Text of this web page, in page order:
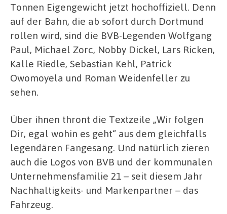
Tonnen Eigengewicht jetzt hochoffiziell. Denn
auf der Bahn, die ab sofort durch Dortmund
rollen wird, sind die BVB-Legenden Wolfgang
Paul, Michael Zorc, Nobby Dickel, Lars Ricken,
Kalle Riedle, Sebastian Kehl, Patrick
Owomoyela und Roman Weidenfeller zu
sehen.
Über ihnen thront die Textzeile „Wir folgen
Dir, egal wohin es geht“ aus dem gleichfalls
legendären Fangesang. Und natürlich zieren
auch die Logos von BVB und der kommunalen
Unternehmensfamilie 21 – seit diesem Jahr
Nachhaltigkeits- und Markenpartner – das
Fahrzeug.